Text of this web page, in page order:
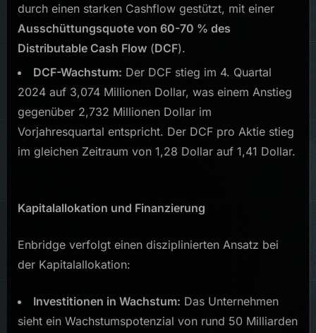
durch einen starken Cashflow gestützt, mit einer
Ausschüttungsquote von 60-70 % des
Distributable Cash Flow (DCF).
DCF-Wachstum: Der DCF stieg im 4. Quartal
2024 auf 3,074 Millionen Dollar, was einem Anstieg
gegenüber 2,732 Millionen Dollar im
Vorjahresquartal entspricht. Der DCF pro Aktie stieg
im gleichen Zeitraum von 1,28 Dollar auf 1,41 Dollar.
Kapitalallokation und Finanzierung
Enbridge verfolgt einen disziplinierten Ansatz bei
der Kapitalallokation:
Investitionen in Wachstum: Das Unternehmen
sieht ein Wachstumspotenzial von rund 50 Milliarden